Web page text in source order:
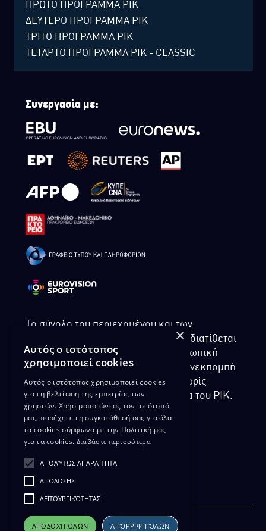
ΠΡΩΤΟ ΠΡΟΓΡΑΜΜΑ ΡΙΚ
ΔΕΥΤΕΡΟ ΠΡΟΓΡΑΜΜΑ ΡΙΚ
ΤΡΙΤΟ ΠΡΟΓΡΑΜΜΑ ΡΙΚ
ΤΕΤΑΡΤΟ ΠΡΟΓΡΑΜΜΑ ΡΙΚ - CLASSIC
Συνεργασία με:
Το σύνολο του περιεχομένου και των
υπηρεσιών της ιστοσελίδας του ΡΙΚ διατίθεται
στους επισκέπτες αυστηρά για προσωπική
χρήση. Απαγορεύεται η χρήση ή επανεκπομπή
του, σε οποιοδήποτε μορφή, με ή χωρίς
επεξεργασία και χωρίς γραπτή άδεια του ΡΙΚ.
ΔΙΚΑΙΩΜΑ ΠΡΟΣΤΑΣΙΑΣ ΔΕΔΟΜΕΝΩΝ
ΔΙΑΘΕΣΗ ΑΡΧΕΙΑΚΟΥ ΥΛΙΚΟΥ
ΠΟΛΙΤΙΚΗ ΑΠΟΡΡΗΤΟΥ EUROVISION
×
Αυτός ο ιστότοπος
χρησιμοποιεί cookies
Αυτός ο ιστότοπος χρησιμοποιεί cookies
για τη βελτίωση της εμπειρίας των
χρηστών. Χρησιμοποιώντας τον ιστότοπό
μας, παρέχετε τη συγκατάθεσή σας για όλα
τα cookies σύμφωνα με την Πολιτική μας
για τα cookies. Διαβάστε περισσότερα
ΑΠΟΛΎΤΩΣ ΑΠΑΡΑΊΤΗΤΑ
ΑΠΌΔΟΣΗΣ
ΛΕΙΤΟΥΡΓΙΚΌΤΗΤΑΣ
ΑΠΟΔΟΧΉ ΌΛΩΝ ΑΠΌΡΡΙΨΗ ΌΛΩΝ